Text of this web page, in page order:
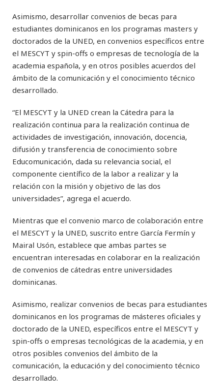
Asimismo, desarrollar convenios de becas para
estudiantes dominicanos en los programas masters y
doctorados de la UNED, en convenios específicos entre
el MESCYT y spin-offs o empresas de tecnología de la
academia española, y en otros posibles acuerdos del
ámbito de la comunicación y el conocimiento técnico
desarrollado.
“El MESCYT y la UNED crean la Cátedra para la
realización continua para la realización continua de
actividades de investigación, innovación, docencia,
difusión y transferencia de conocimiento sobre
Educomunicación, dada su relevancia social, el
componente científico de la labor a realizar y la
relación con la misión y objetivo de las dos
universidades”, agrega el acuerdo.
Mientras que el convenio marco de colaboración entre
el MESCYT y la UNED, suscrito entre García Fermín y
Mairal Usón, establece que ambas partes se
encuentran interesadas en colaborar en la realización
de convenios de cátedras entre universidades
dominicanas.
Asimismo, realizar convenios de becas para estudiantes
dominicanos en los programas de másteres oficiales y
doctorado de la UNED, específicos entre el MESCYT y
spin-offs o empresas tecnológicas de la academia, y en
otros posibles convenios del ámbito de la
comunicación, la educación y del conocimiento técnico
desarrollado.